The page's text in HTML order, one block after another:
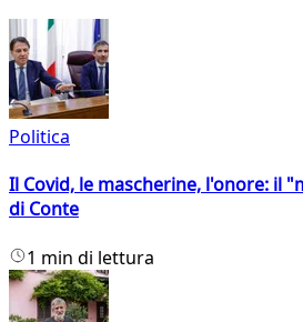
Politica
Il Covid, le mascherine, l'onore: il
di Conte
1 min di lettura